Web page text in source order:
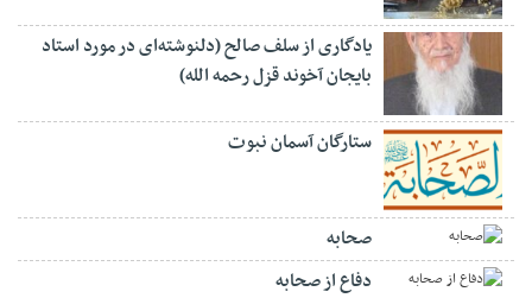
یادگاری از سلف صالح (دلنوشته‌ای در مورد استاد
بایجان آخوند قزل رحمه الله)
ستارگان آسمان نبوت
صحابه
دفاع از صحابه